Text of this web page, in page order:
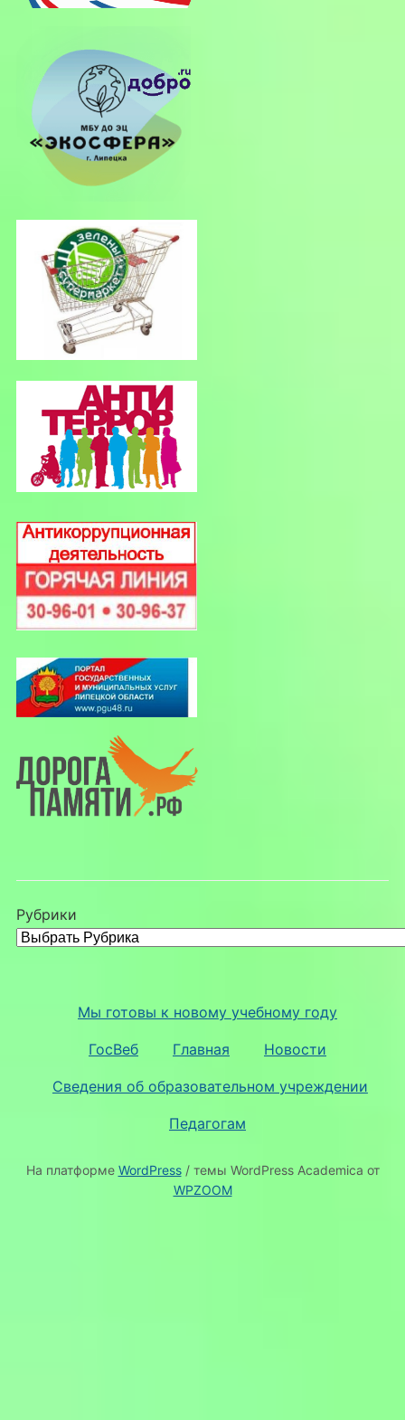
Рубрики
Мы готовы к новому учебному году
ГосВеб Главная Новости
Сведения об образовательном учреждении
Педагогам
На платформе WordPress/ темы WordPress Academica от
WPZOOM